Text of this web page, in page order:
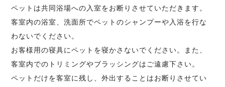
ペットは共同浴場への入室をお断りさせていただきます。
客室内の浴室、洗面所でペットのシャンプーや入浴を行な
わないでください。
お客様用の寝具にペットを寝かさないでください。また、
客室内でのトリミングやブラッシングはご遠慮下さい。
ペットだけを客室に残し、外出することはお断りさせてい